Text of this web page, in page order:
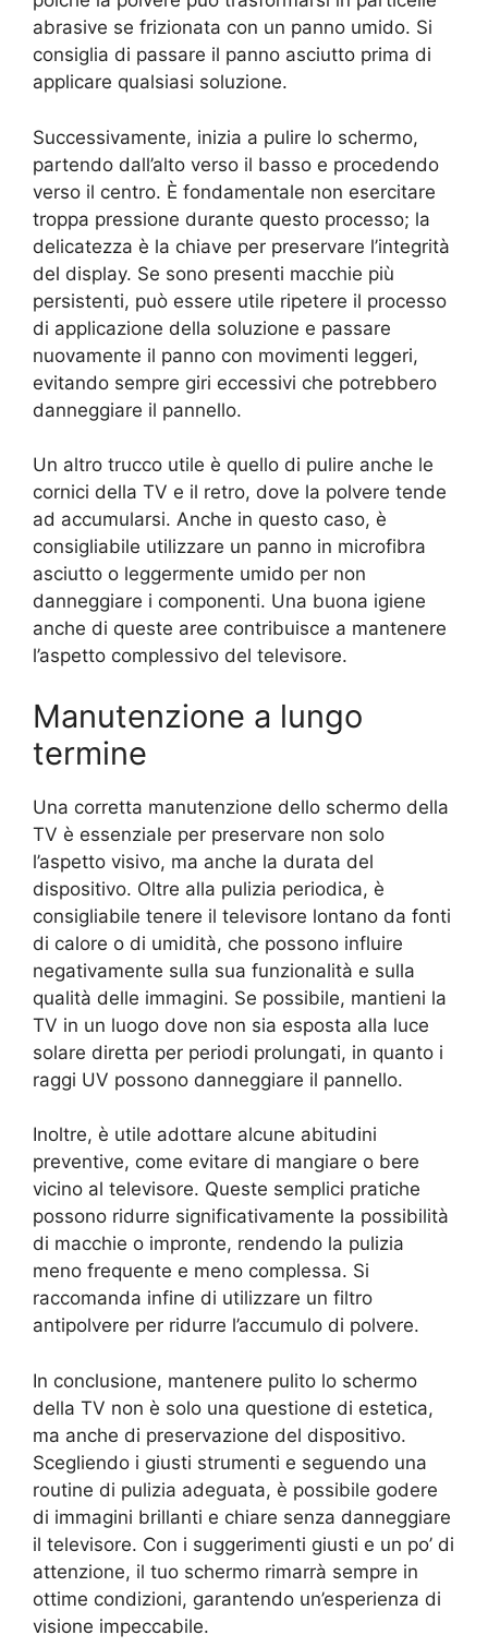
abrasive se frizionata con un panno umido. Si
consiglia di passare il panno asciutto prima di
applicare qualsiasi soluzione.
Successivamente, inizia a pulire lo schermo,
partendo dall’alto verso il basso e procedendo
verso il centro. È fondamentale non esercitare
troppa pressione durante questo processo; la
delicatezza è la chiave per preservare l’integrità
del display. Se sono presenti macchie più
persistenti, può essere utile ripetere il processo
di applicazione della soluzione e passare
nuovamente il panno con movimenti leggeri,
evitando sempre giri eccessivi che potrebbero
danneggiare il pannello.
Un altro trucco utile è quello di pulire anche le
cornici della TV e il retro, dove la polvere tende
ad accumularsi. Anche in questo caso, è
consigliabile utilizzare un panno in microfibra
asciutto o leggermente umido per non
danneggiare i componenti. Una buona igiene
anche di queste aree contribuisce a mantenere
l’aspetto complessivo del televisore.
Manutenzione a lungo
termine
Una corretta manutenzione dello schermo della
TV è essenziale per preservare non solo
l’aspetto visivo, ma anche la durata del
dispositivo. Oltre alla pulizia periodica, è
consigliabile tenere il televisore lontano da fonti
di calore o di umidità, che possono influire
negativamente sulla sua funzionalità e sulla
qualità delle immagini. Se possibile, mantieni la
TV in un luogo dove non sia esposta alla luce
solare diretta per periodi prolungati, in quanto i
raggi UV possono danneggiare il pannello.
Inoltre, è utile adottare alcune abitudini
preventive, come evitare di mangiare o bere
vicino al televisore. Queste semplici pratiche
possono ridurre significativamente la possibilità
di macchie o impronte, rendendo la pulizia
meno frequente e meno complessa. Si
raccomanda infine di utilizzare un filtro
antipolvere per ridurre l’accumulo di polvere.
In conclusione, mantenere pulito lo schermo
della TV non è solo una questione di estetica,
ma anche di preservazione del dispositivo.
Scegliendo i giusti strumenti e seguendo una
routine di pulizia adeguata, è possibile godere
di immagini brillanti e chiare senza danneggiare
il televisore. Con i suggerimenti giusti e un po’ di
attenzione, il tuo schermo rimarrà sempre in
ottime condizioni, garantendo un’esperienza di
visione impeccabile.